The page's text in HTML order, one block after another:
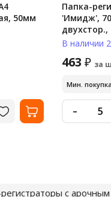
50мм
Папка-
'Имидж',
нижний
В наличии
463 ₽ за
Мин.
-
регистраторы с